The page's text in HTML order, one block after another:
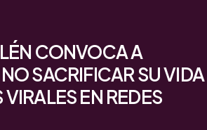
CONVOCA A
SACRIFICAR SU VIDA
VIRALES EN REDES